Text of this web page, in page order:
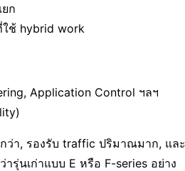
ก
ใช้ hybrid work
Application Control ฯลฯ
ว่า, รองรับ traffic ปริมาณมาก, และ
รุ่นเก่าแบบ E หรือ F-series อย่าง